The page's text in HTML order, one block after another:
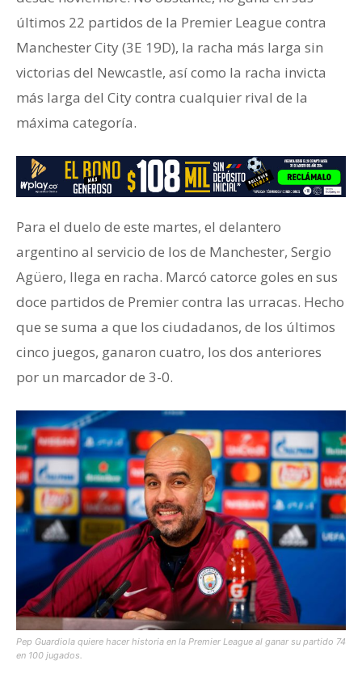
últimos 22 partidos de la Premier League contra
Manchester City (3E 19D), la racha más larga sin
victorias del Newcastle, así como la racha invicta
más larga del City contra cualquier rival de la
máxima categoría.
Para el duelo de este martes, el delantero
argentino al servicio de los de Manchester, Sergio
Agüero, llega en racha. Marcó catorce goles en sus
doce partidos de Premier contra las urracas. Hecho
que se suma a que los ciudadanos, de los últimos
cinco juegos, ganaron cuatro, los dos anteriores
por un marcador de 3-0.
Pep Guardiola quiere hacer historia en la Premier League al ganar su partido 74
en 100 jugados.